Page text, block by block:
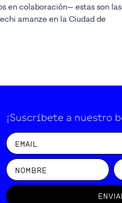
de
¡Suscríbete a nuestro